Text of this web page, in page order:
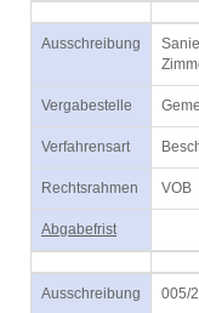
Ausschreibung
Vergabestelle
Verfahrensart
Rechtsrahmen VOB
Abgabefrist
Ausschreibung 005/